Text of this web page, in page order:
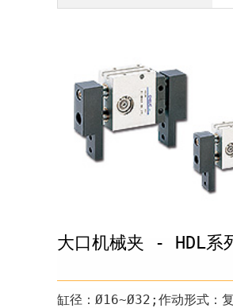
大口机械夹 - HDL系
缸径：Ø16~Ø32;作动形式：